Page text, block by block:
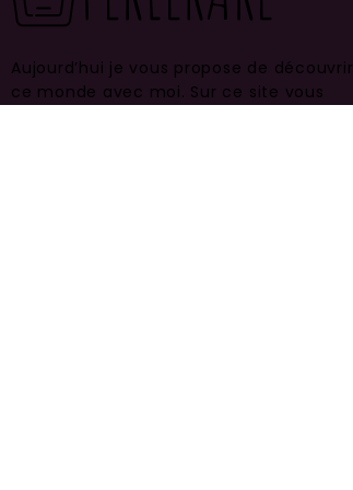
Aujourd’hui je vous propose de découvrir
ce monde avec moi. Sur ce site vous